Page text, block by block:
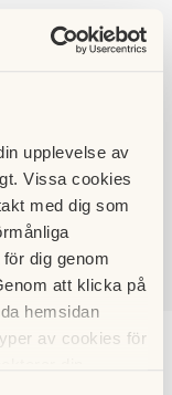
upplevelse av
Vissa cookies
med dig som
dig genom
att klicka på
hemsidan
av cookies för
SÖK LOGGA IN